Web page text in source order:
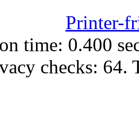
Printer-
time: 0.400
checks: 64.